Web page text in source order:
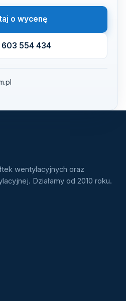
o wycenę
603 554 434
wentylacyjnych oraz
Działamy od 2010 roku.